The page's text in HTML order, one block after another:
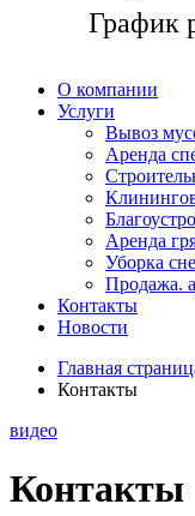
График
О компании
Услуги
Вывоз
Аренда
Аренда
Уборка
Продажа.
Контакты
Новости
Главная
Контакты
видео
Контакты